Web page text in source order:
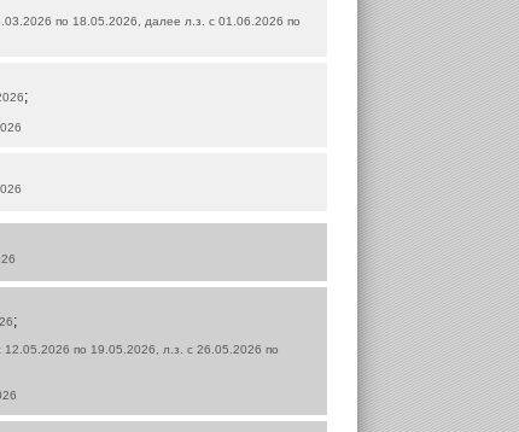
по 18.05.2026, далее л.з. с 01.06.2026 по
;
;
12.05.2026 по 19.05.2026, л.з. с 26.05.2026 по